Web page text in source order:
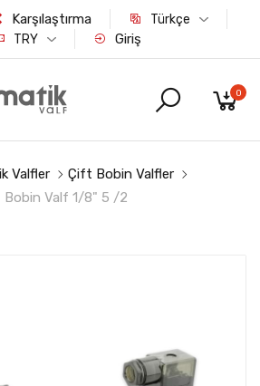
Karşılaştırma
Türkçe
TRY
Giriş
0
Valfler
Çift Bobin Valfler
Bobin Valf 1/8" 5 /2